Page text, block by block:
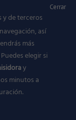
Cerrar
y de terceros
así
más
elegir si
y
minutos a